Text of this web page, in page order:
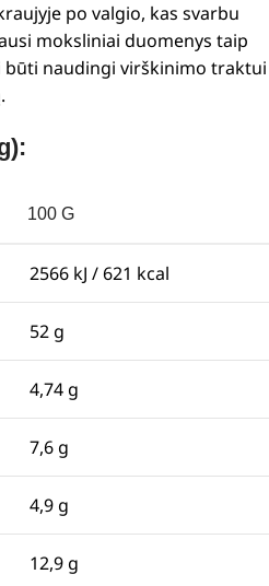
po valgio, kas svarbu
moksliniai duomenys taip
naudingi virškinimo traktui
100 G
2566 kJ / 621 kcal
52 g
4,74 g
7,6 g
4,9 g
12,9 g